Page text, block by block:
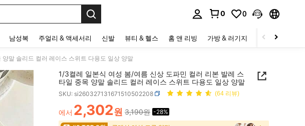
0 0
남성복 주얼리 & 액세서리 신발 뷰티 & 헬스 홈 앤 리빙 가방 & 러기지 스포츠 & 아웃
말 솔리드 컬러 레이스 스위트 다용도 일상 양말
1/3켤레 일본식 여성 봄/여름 신상 도파민 컬러 리본 발레 스
타일 중목 양말 솔리드 컬러 레이스 스위트 다용도 일상 양말
SKU: si260327131671510502208 (64 리뷰)
PRICE AND AVAILABILITY
에서 2,302원 3,190원 -28%